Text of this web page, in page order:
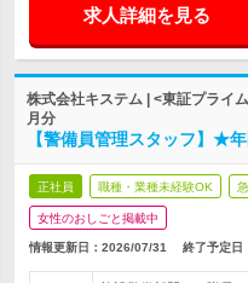
求人詳細を見る
株式会社キステム | <東証プライ
月分
【警備員管理スタッフ】★
正社員 職種・業種未経験OK
女性のおしごと掲載中
情報更新日：2026/07/31 終了予定日